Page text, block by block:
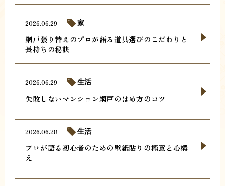
網戸張り替えのプロが語る道具選びのこだわりと
長持ちの秘訣
2026.06.29 家
失敗しないマンション網戸のはめ方のコツ
2026.06.29 生活
プロが語る初心者のための壁紙貼りの極意と心構
え
2026.06.28 生活